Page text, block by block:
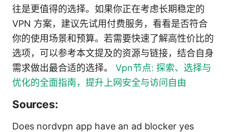
往是更值得的选择。如果你正在考虑长期稳定的
VPN 方案，建议先试用付费服务，看看是否符合
你的使用场景和预算。若需要快速了解高性价比的
选项，可以参考本文提及的资源与链接，结合自身
需求做出最合适的选择。 Vpn节点: 探索、选择与
优化的全面指南，提升上网安全与访问自由
Sources:
Does nordvpn app have an ad blocker yes